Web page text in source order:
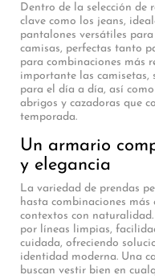
Dentro de la selección de
clave como los jeans,
pantalones versátiles
camisas, perfectas tanto
para combinaciones más
importante las camisetas,
para el día a día, así
abrigos y cazadoras que
temporada.
Un armario
y elegancia
La variedad de prendas
hasta combinaciones
contextos con
por líneas limpias,
cuidada, ofreciendo
identidad moderna. Una
buscan vestir bien en